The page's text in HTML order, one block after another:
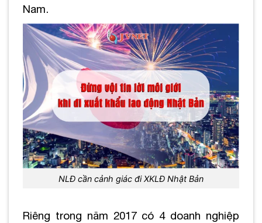
Nam.
NLĐ cần cảnh giác đi XKLĐ Nhật Bản
Riêng trong năm 2017 có 4 doanh nghiệp